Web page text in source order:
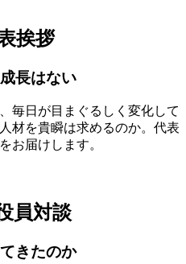
挨拶
長はない
毎日が目まぐるしく変化して
材を貴瞬は求めるのか。代表
お届けします。
員対談
きたのか